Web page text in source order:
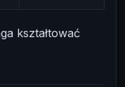
kształtować